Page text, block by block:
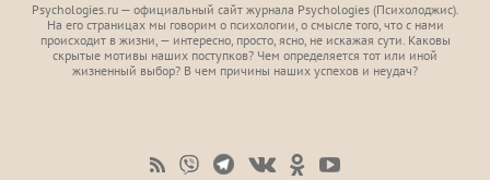
Psychologies.ru — официальный сайт журнала Psychologies (Психoлоджиc).
На его страницах мы говорим о психологии, о смысле того, что с нами
происходит в жизни, — интересно, просто, ясно, не искажая сути. Каковы
скрытые мотивы наших поступков? Чем определяется тот или иной
жизненный выбор? В чем причины наших успехов и неудач?